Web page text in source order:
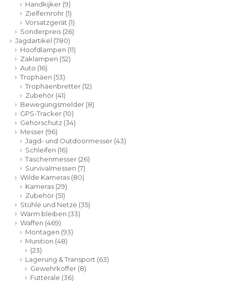
Geweerlampen
Bi-spectrum Beeldfusie
Sonderpreis
Gehörschutz
Messer
Wilde Kameras
Stühle und Netze
Warm bleiben
Waffen
Bergehilfe
Zubehör
Verfolgungssysteme
Zubehör
Lockmittel
Lockvögel
Hohe Sitze und Seitensitze
Zubehör
Handkijker (9)
Zielfernrohr (1)
Vorsatzgerät (1)
Sonderpreis (26)
Jagdartikel (780)
Hoofdlampen (11)
Zaklampen (52)
Auto (16)
Trophäen (53)
Trophäenbretter (12)
Zubehör (41)
Bewegungsmelder (8)
GPS-Tracker (10)
Gehörschutz (34)
Messer (96)
Jagd- und Outdoormesser (43)
Schleifen (16)
Taschenmesser (26)
Survivalmessen (7)
Wilde Kameras (80)
Kameras (29)
Zubehör (51)
Stühle und Netze (35)
Warm bleiben (33)
Waffen (469)
Montagen (93)
Munition (48)
(23)
Lagerung & Transport (63)
Gewehrkoffer (8)
Futterale (36)